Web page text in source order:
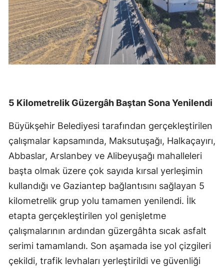
5 Kilometrelik Güzergâh Baştan Sona Yenilendi
Büyükşehir Belediyesi tarafından gerçekleştirilen
çalışmalar kapsamında, Maksutuşağı, Halkaçayırı,
Abbaslar, Arslanbey ve Alibeyuşağı mahalleleri
başta olmak üzere çok sayıda kırsal yerleşimin
kullandığı ve Gaziantep bağlantısını sağlayan 5
kilometrelik grup yolu tamamen yenilendi. İlk
etapta gerçekleştirilen yol genişletme
çalışmalarının ardından güzergâhta sıcak asfalt
serimi tamamlandı. Son aşamada ise yol çizgileri
çekildi, trafik levhaları yerleştirildi ve güvenliği